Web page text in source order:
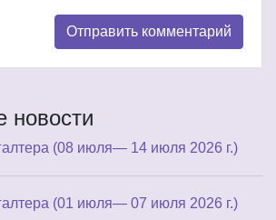
новости
(08 июля— 14 июля 2026 г.)
(01 июля— 07 июля 2026 г.)